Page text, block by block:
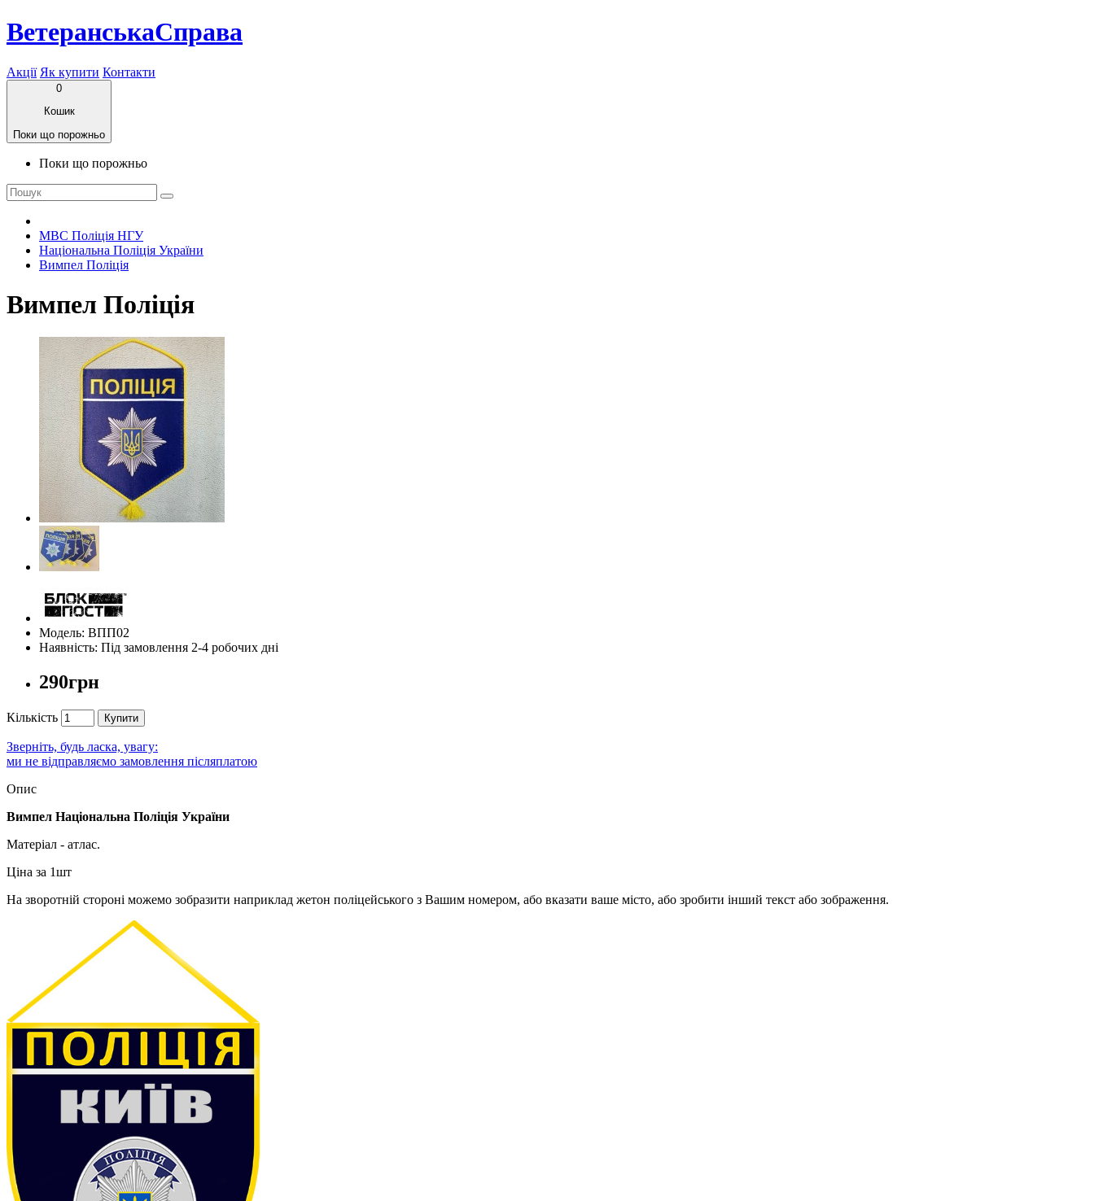
ВетеранськаСправа
Акції Як купити Контакти
0
Кошик
Поки що порожньо
Поки що порожньо
МВС Поліція НГУ
Національна Поліція України
Вимпел Поліція
Вимпел Поліція
Модель: ВПП02
Наявність: Під замовлення 2-4 робочих дні
290грн
Кількість Купити
Зверніть, будь ласка, увагу:
ми не відправляємо замовлення післяплатою
Опис
Вимпел Національна Поліція України
Матеріал - атлас.
Ціна за 1шт
На зворотній стороні можемо зобразити наприклад жетон поліцейського з Вашим номером, або вказати ваше місто, або зробити інший текст або зображення.